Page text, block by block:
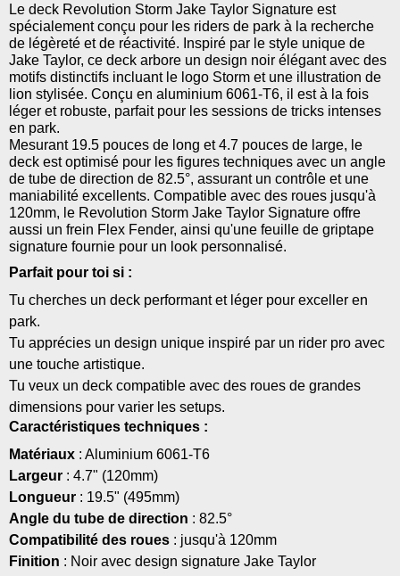
Le deck Revolution Storm Jake Taylor Signature est
spécialement conçu pour les riders de park à la recherche
de légèreté et de réactivité. Inspiré par le style unique de
Jake Taylor, ce deck arbore un design noir élégant avec des
motifs distinctifs incluant le logo Storm et une illustration de
lion stylisée. Conçu en aluminium 6061-T6, il est à la fois
léger et robuste, parfait pour les sessions de tricks intenses
en park.
Mesurant 19.5 pouces de long et 4.7 pouces de large, le
deck est optimisé pour les figures techniques avec un angle
de tube de direction de 82.5°, assurant un contrôle et une
maniabilité excellents. Compatible avec des roues jusqu'à
120mm, le Revolution Storm Jake Taylor Signature offre
aussi un frein Flex Fender, ainsi qu'une feuille de griptape
signature fournie pour un look personnalisé.
Parfait pour toi si :
Tu cherches un deck performant et léger pour exceller en
park.
Tu apprécies un design unique inspiré par un rider pro avec
une touche artistique.
Tu veux un deck compatible avec des roues de grandes
dimensions pour varier les setups.
Caractéristiques techniques :
Matériaux : Aluminium 6061-T6
Largeur : 4.7" (120mm)
Longueur : 19.5" (495mm)
Angle du tube de direction : 82.5°
Compatibilité des roues : jusqu'à 120mm
Finition : Noir avec design signature Jake Taylor